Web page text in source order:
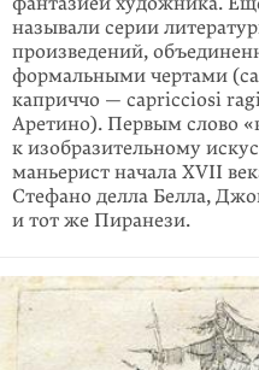
называли серии
произведений,
формальными чертами
каприччо — capricciosi
Аретино). Первым слово
к изобразительному
маньерист начала XVII
Стефано делла Белла,
и тот же Пиранези.